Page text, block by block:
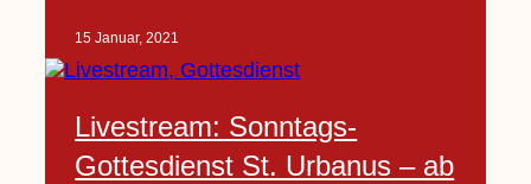
15 Januar, 2021
Livestream: Sonntags-
Gottesdienst St. Urbanus – ab